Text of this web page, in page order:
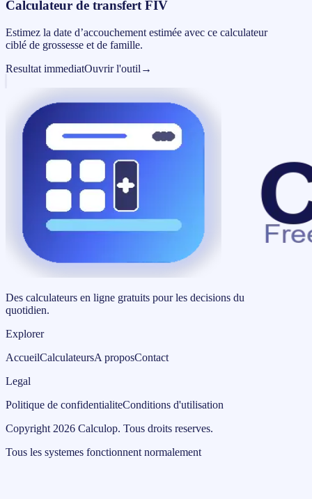
Calculateur de transfert FIV
Estimez la date d’accouchement estimée avec ce calculateur
ciblé de grossesse et de famille.
Resultat immediatOuvrir l'outil →
Des calculateurs en ligne gratuits pour les decisions du
quotidien.
Explorer
AccueilCalculateursA proposContact
Legal
Politique de confidentialiteConditions d'utilisation
Copyright 2026 Calculop. Tous droits reserves.
Tous les systemes fonctionnent normalement